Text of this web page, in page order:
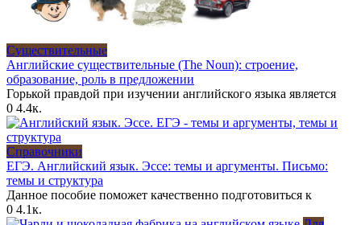
Существительные
Английские существительные (The Noun): строение,
образование, роль в предложении
Горькой правдой при изучении английского языка является
0 4.4к.
Справочники
ЕГЭ. Английский язык. Эссе: темы и аргументы. Письмо:
темы и структура
Данное пособие поможет качественно подготовиться к
0 4.1к.